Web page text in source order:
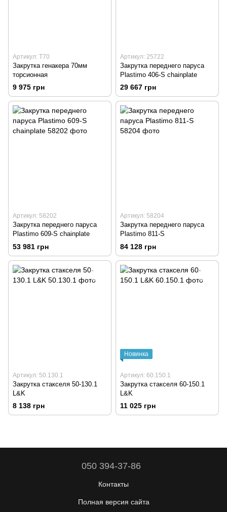
Артикул: Т70
Закрутка генакера 70мм
торсионная
9 975 грн
Артикул: 25722
Закрутка переднего паруса
Plastimo 406-S chainplate
29 667 грн
Артикул: 58202
Закрутка переднего паруса
Plastimo 609-S chainplate
53 981 грн
Артикул: 58204
Закрутка переднего паруса
Plastimo 811-S
84 128 грн
Артикул: 50.130.1
Закрутка стакселя 50-130.1
L&K
8 138 грн
Новинка
Артикул: 60.150.1
Закрутка стакселя 60-150.1
L&K
11 025 грн
050 394-37-86
Контакты
Полная версия сайта